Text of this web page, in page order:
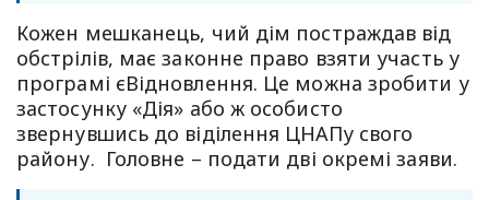
Кожен мешканець, чий дім постраждав від
обстрілів, має законне право взяти участь у
програмі єВідновлення. Це можна зробити у
застосунку «Дія» або ж особисто
звернувшись до віділення ЦНАПу свого
району. Головне – подати дві окремі заяви.